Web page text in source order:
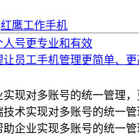
红鹰工作手机
号更专业和有效
员工手机管理更简单、
现对多账号的统一管理
术实现对多账号的统一
企业实现多账号的统一管